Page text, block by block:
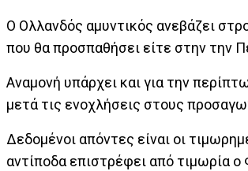
Ο Ολλανδός αμυντικός ανεβάζει
που θα προσπαθήσει είτε στην την
Αναμονή υπάρχει και για την
μετά τις ενοχλήσεις στους
Δεδομένοι απόντες είναι οι
αντίποδα επιστρέφει από τιμωρία ο